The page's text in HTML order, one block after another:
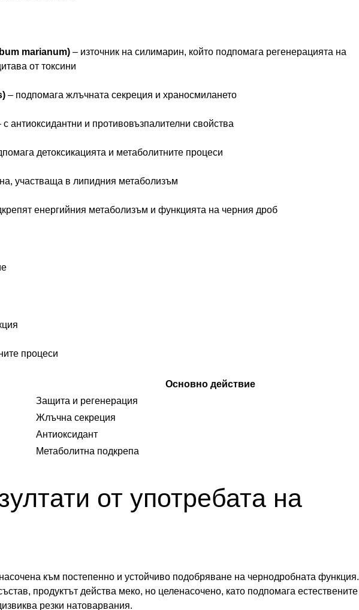
marianum) – източник на силимарин, който подпомага регенерацията на
от токсини
– подпомага жлъчната секреция и храносмилането
с антиоксидантни и противовъзпалителни свойства
детоксикацията и метаболитните процеси
участваща в липидния метаболизъм
енергийния метаболизъм и функцията на черния дроб
процеси
Основно действие
Защита и регенерация
Жлъчна секреция
Антиоксидант
Метаболитна подкрепа
от употребата на
към постепенно и устойчиво подобряване на чернодробната функция.
продуктът действа меко, но целенасочено, като подпомага естествените
резки натоварвания.